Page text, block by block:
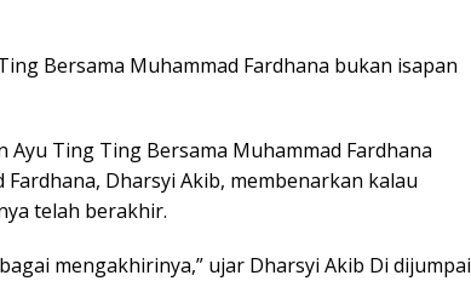
Bersama Muhammad Fardhana bukan isapan
Ayu Ting Ting Bersama Muhammad Fardhana
Dharsyi Akib, membenarkan kalau
telah berakhir.
mengakhirinya,” ujar Dharsyi Akib Di dijumpai